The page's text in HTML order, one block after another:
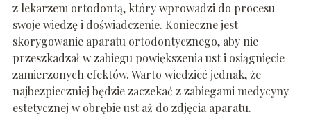
z lekarzem ortodontą, który wprowadzi do procesu
swoje wiedzę i doświadczenie. Konieczne jest
skorygowanie aparatu ortodontycznego, aby nie
przeszkadzał w zabiegu powiększenia ust i osiągnięcie
zamierzonych efektów. Warto wiedzieć jednak, że
najbezpieczniej będzie zaczekać z zabiegami medycyny
estetycznej w obrębie ust aż do zdjęcia aparatu.